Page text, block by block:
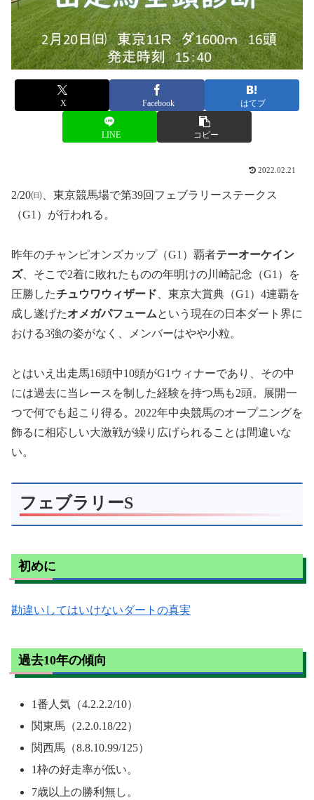
X Facebook はてブ
LINE コピー
2022.02.21
2/20㈰、東京競馬場で第39回フェブラリーステークス
（G1）が行われる。
昨年のチャンピオンズカップ（G1）覇者テーオーケイン
ズ、そこで2着に敗れたものの年明けの川崎記念（G1）を
圧勝したチュウワウィザード 、東京大賞典（G1）4連覇を
成し遂げたオメガパフュームという現在の日本ダート界に
おける3強の姿がなく、メンバーはやや小粒。
とはいえ出走馬16頭中10頭がG1ウィナーであり、その中
には過去に当レースを制した経験を持つ馬も2頭。展開一
つで何でも起こり得る。2022年中央競馬のオープニングを
飾るに相応しい大激戦が繰り広げられることは間違いな
い。
フェブラリーS
初めに
勘違いしてはいけないダートの真実
過去10年の傾向
1番人気（4.2.2.2/10）
関東馬（2.2.0.18/22）
関西馬（8.8.10.99/125）
1枠の好走率が低い。
7歳以上の勝利無し。